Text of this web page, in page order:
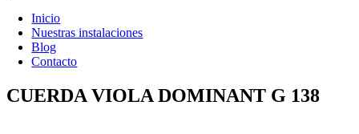
Navigation
Inicio
Nuestras instalaciones
Blog
Contacto
CUERDA VIOLA DOMINANT G 138